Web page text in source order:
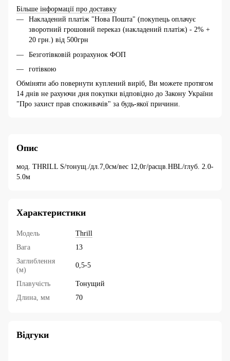
Більше інформації про доставку
Накладений платіж "Нова Пошта" (покупець оплачує
зворотний грошовий переказ (накладений платіж) - 2% +
20 грн.) від 500грн
Безготівковій розрахунок ФОП
готівкою
Обміняти або повернути куплений виріб, Ви можете протягом
14 днів не рахуючи дня покупки відповідно до Закону України
"Про захист прав споживачів" за будь-якої причини.
Опис
мод. THRILL S/тонущ./дл.7,0см/вес 12,0г/расцв.HBL/глуб. 2.0-
5.0м
Характеристики
Модель
Thrill
Вага
13
Заглиблення
(м)
0,5-5
Плавучість
Тонущий
Длина, мм
70
Відгуки